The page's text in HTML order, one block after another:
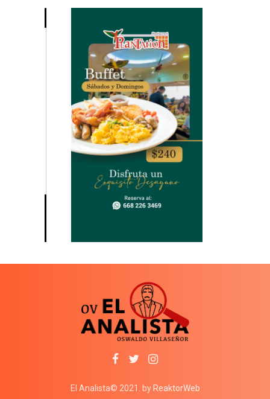
El Analista© 2021. by ReaktorWeb